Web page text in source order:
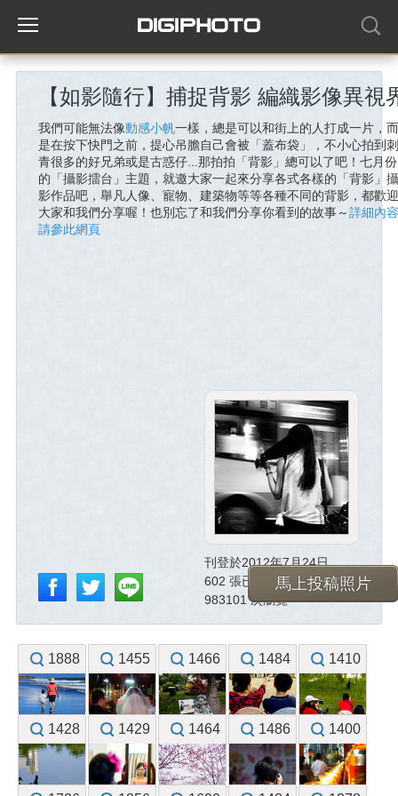
【如影隨行】捕捉背影 編織影像異視
我們可能無法像動感小帆一樣，總是可以和街上的人打成一片，
是在按下快門之前，提心吊膽自己會被「蓋布袋」，不小心拍到
青很多的好兄弟或是古惑仔...那拍拍「背影」總可以了吧！七月份
的「攝影擂台」主題，就邀大家一起來分享各式各樣的「背影」
影作品吧，舉凡人像、寵物、建築物等等各種不同的背影，都歡
大家和我們分享喔！也別忘了和我們分享你看到的故事～詳細內
請參此網頁
馬上投稿照片
刊登於2012年7月24日
602 張已投稿照片
983101 次瀏覽
1888 1455 1466 1484 1410
1428 1429 1464 1486 1400